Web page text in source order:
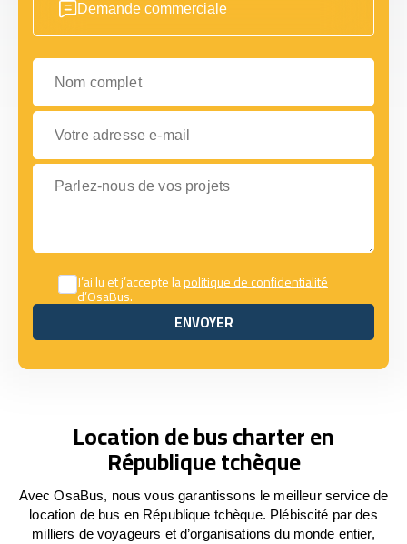
Demande commerciale
Nom complet
Votre adresse e-mail
Parlez-nous de vos projets
J’ai lu et j’accepte lapolitique de confidentialité
d’OsaBus.
ENVOYER
ENVOYER
Location de bus charter en
République tchèque
Avec OsaBus, nous vous garantissons le meilleur service de
location de bus en République tchèque. Plébiscité par des
milliers de voyageurs et d’organisations du monde entier,